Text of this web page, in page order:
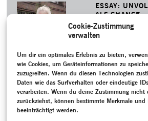
Cookie-Zustimmung
verwalten
Um dir ein optimales Erlebnis zu bieten,
wie Cookies, um Geräteinformationen zu
zuzugreifen. Wenn du diesen Technologien
Daten wie das Surfverhalten oder eindeutige
verarbeiten. Wenn du deine Zustimmung nicht
zurückziehst, können bestimmte Merkmale und
beeinträchtigt werden.
ESSAY:
ALS CHANCE
Publizist
über die
und die Re-
von
Angst und Geometrie
Epochenübergreifend